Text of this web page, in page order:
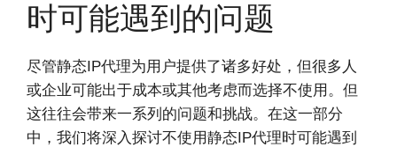
时可能遇到的问题
尽管静态IP代理为用户提供了诸多好处，但很多人
或企业可能出于成本或其他考虑而选择不使用。但
这往往会带来一系列的问题和挑战。在这一部分
中，我们将深入探讨不使用静态IP代理时可能遇到